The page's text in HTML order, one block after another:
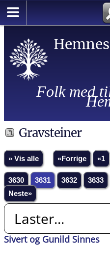
Folk med
Gravsteiner
» Vis alle «Forrige «1
3630 3631 3632 3633
Neste»
Laster...
Sivert og Gunild Sinnes